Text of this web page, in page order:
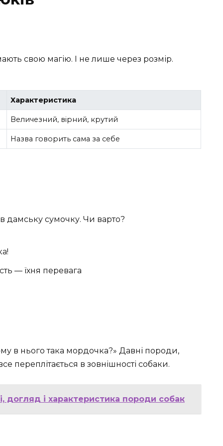
свою магію. І не лише через розмір.
Характеристика
Величезний, вірний, крутий
Назва говорить сама за себе
дамську сумочку. Чи варто?
— їхня перевага
в нього така мордочка?» Давні породи,
переплітається в зовнішності собаки.
догляд і характеристика породи собак